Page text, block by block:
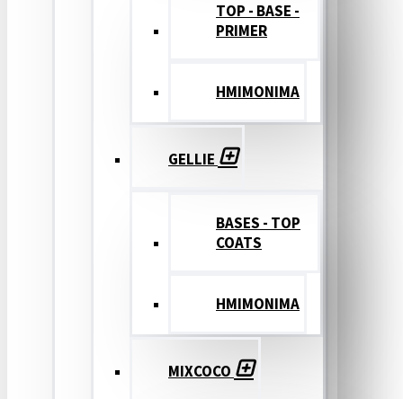
TOP - BASE -
PRIMER
ΗΜΙΜΟΝΙΜΑ
GELLIE
BASES - TOP
COATS
ΗΜΙΜΟΝΙΜΑ
MIXCOCO